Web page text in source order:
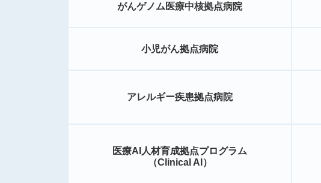
がんゲノム医療中核拠点病院
小児がん拠点病院
アレルギー疾患拠点病院
医療AI人材育成拠点プログラム
（Clinical AI）